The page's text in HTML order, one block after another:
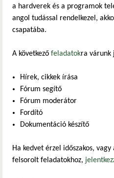
a hardverek és a programok
angol tudással rendelkezel,
csapatába.
A következő feladatokra várunk
Hírek, cikkek írása
Fórum segítő
Fórum moderátor
Fordító
Dokumentáció készítő
Ha kedvet érzel időszakos,
felsorolt feladatokhoz,